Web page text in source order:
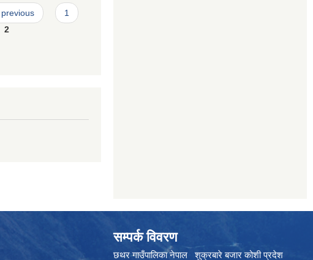
previous
1
2
सम्पर्क विवरण
छथर गाउँपालिका नेपाल शुक्रबारे बजार कोशी प्रदेश